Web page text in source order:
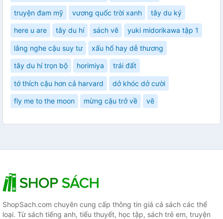
truyện đam mỹ vương quốc trời xanh tây du ký
here u are tây du hí sách vẽ yuki midorikawa tập 1
lắng nghe cậu suy tư xấu hổ hay dễ thương
tây du hí trọn bộ horimiya trái đất
tớ thích cậu hơn cả harvard dở khóc dở cười
fly me to the moon mừng cậu trở về vẽ
ShopSach.com chuyên cung cấp thông tin giá cả sách các thể
loại. Từ sách tiếng anh, tiểu thuyết, học tập, sách trẻ em, truyện